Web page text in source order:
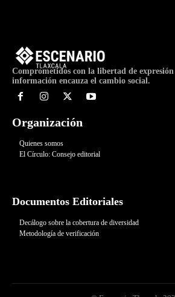
Comprometidos con la libertad de
información encauza el cambio social.
Organización
Quienes somos
El Círculo: Consejo editorial
Documentos Editoriales
Decálogo sobre la cobertura de diversidad
Metodología de verificación